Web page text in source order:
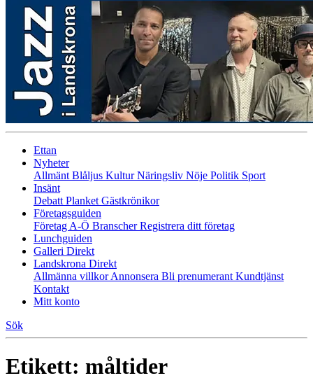
Ettan
Nyheter
Allmänt Blåljus KulturNäringsliv Nöje Politik Sport
Insänt
Debatt Planket Gästkrönikor
Företagsguiden
Företag A-Ö BranscherRegistrera ditt företag
Lunchguiden
Galleri Direkt
Landskrona Direkt
Allmänna villkorAnnonsera Bli prenumerant Kundtjänst
Kontakt
Mitt konto
Sök
Etikett: måltider